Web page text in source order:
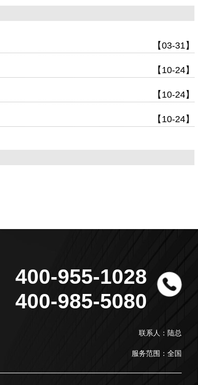
【03-31】
【10-24】
【10-24】
【10-24】
400-955-1028
400-985-5080
联系人：陆总
服务范围：全国